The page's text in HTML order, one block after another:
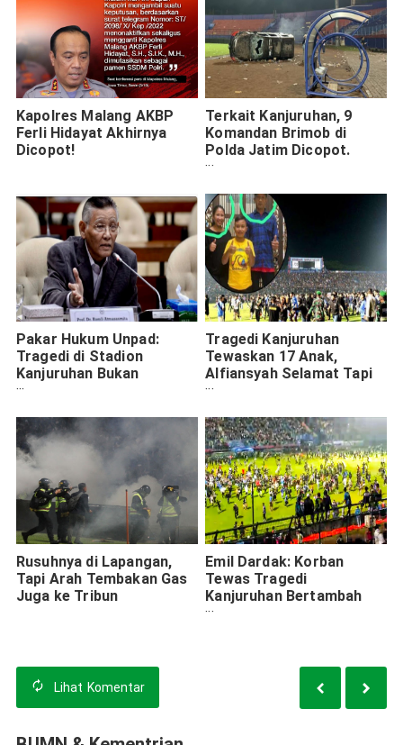
Kapolres Malang AKBP
Ferli Hidayat Akhirnya
Dicopot!
Terkait Kanjuruhan, 9
Komandan Brimob di
Polda Jatim Dicopot.
Siapa Saja?
Pakar Hukum Unpad:
Tragedi di Stadion
Kanjuruhan Bukan
Peristiwa Pidana
Tragedi Kanjuruhan
Tewaskan 17 Anak,
Alfiansyah Selamat Tapi
Jadi Yatim Piatu
Rusuhnya di Lapangan,
Tapi Arah Tembakan Gas
Juga ke Tribun
Emil Dardak: Korban
Tewas Tragedi
Kanjuruhan Bertambah
Lagi Menjadi 174 Orang
Lihat Komentar